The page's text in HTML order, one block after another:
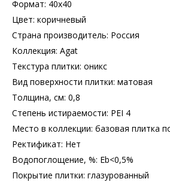
Формат: 40х40
Цвет: коричневый
Страна производитель: Россия
Коллекция: Agat
Текстура плитки: оникс
Вид поверхности плитки: матовая
Толщина, см: 0,8
Степень истираемости: PEI 4
Место в коллекции: базовая плитка
Ректификат: Нет
Водопоглощение, %: Еb<0,5%
Покрытие плитки: глазурованный